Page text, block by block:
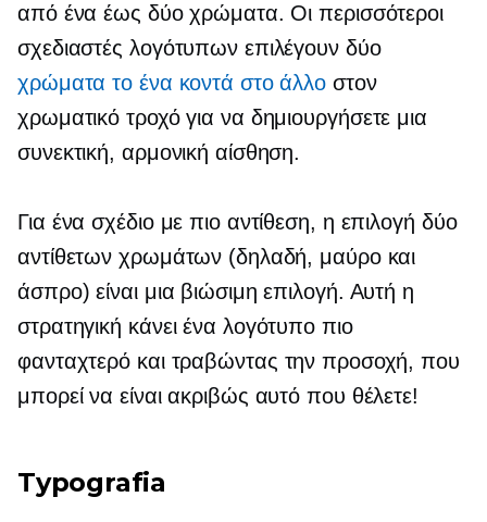
από ένα έως δύο χρώματα. Οι περισσότεροι
σχεδιαστές λογότυπων επιλέγουν δύο
χρώματα το ένα κοντά στο άλλο στον
χρωματικό τροχό για να δημιουργήσετε μια
συνεκτική, αρμονική αίσθηση.
Για ένα σχέδιο με πιο αντίθεση, η επιλογή δύο
αντίθετων χρωμάτων (δηλαδή, μαύρο και
άσπρο) είναι μια βιώσιμη επιλογή. Αυτή η
στρατηγική κάνει ένα λογότυπο πιο
φανταχτερό και τραβώντας την προσοχή, που
μπορεί να είναι ακριβώς αυτό που θέλετε!
Typografia